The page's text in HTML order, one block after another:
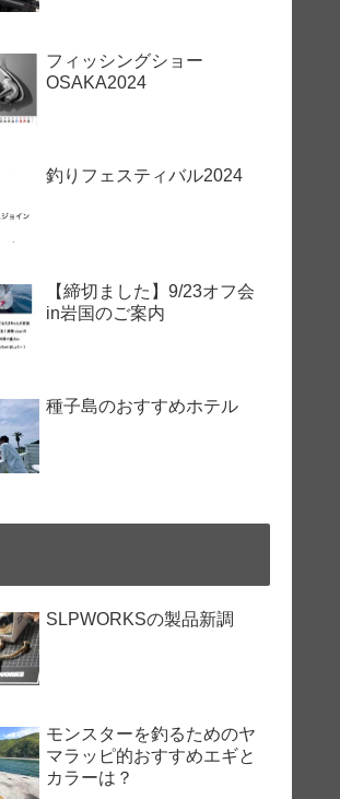
フィッシングショー
OSAKA2024
釣りフェスティバル2024
【締切ました】9/23オフ会
in岩国のご案内
種子島のおすすめホテル
SLPWORKSの製品新調
モンスターを釣るためのヤ
マラッピ的おすすめエギと
カラーは？